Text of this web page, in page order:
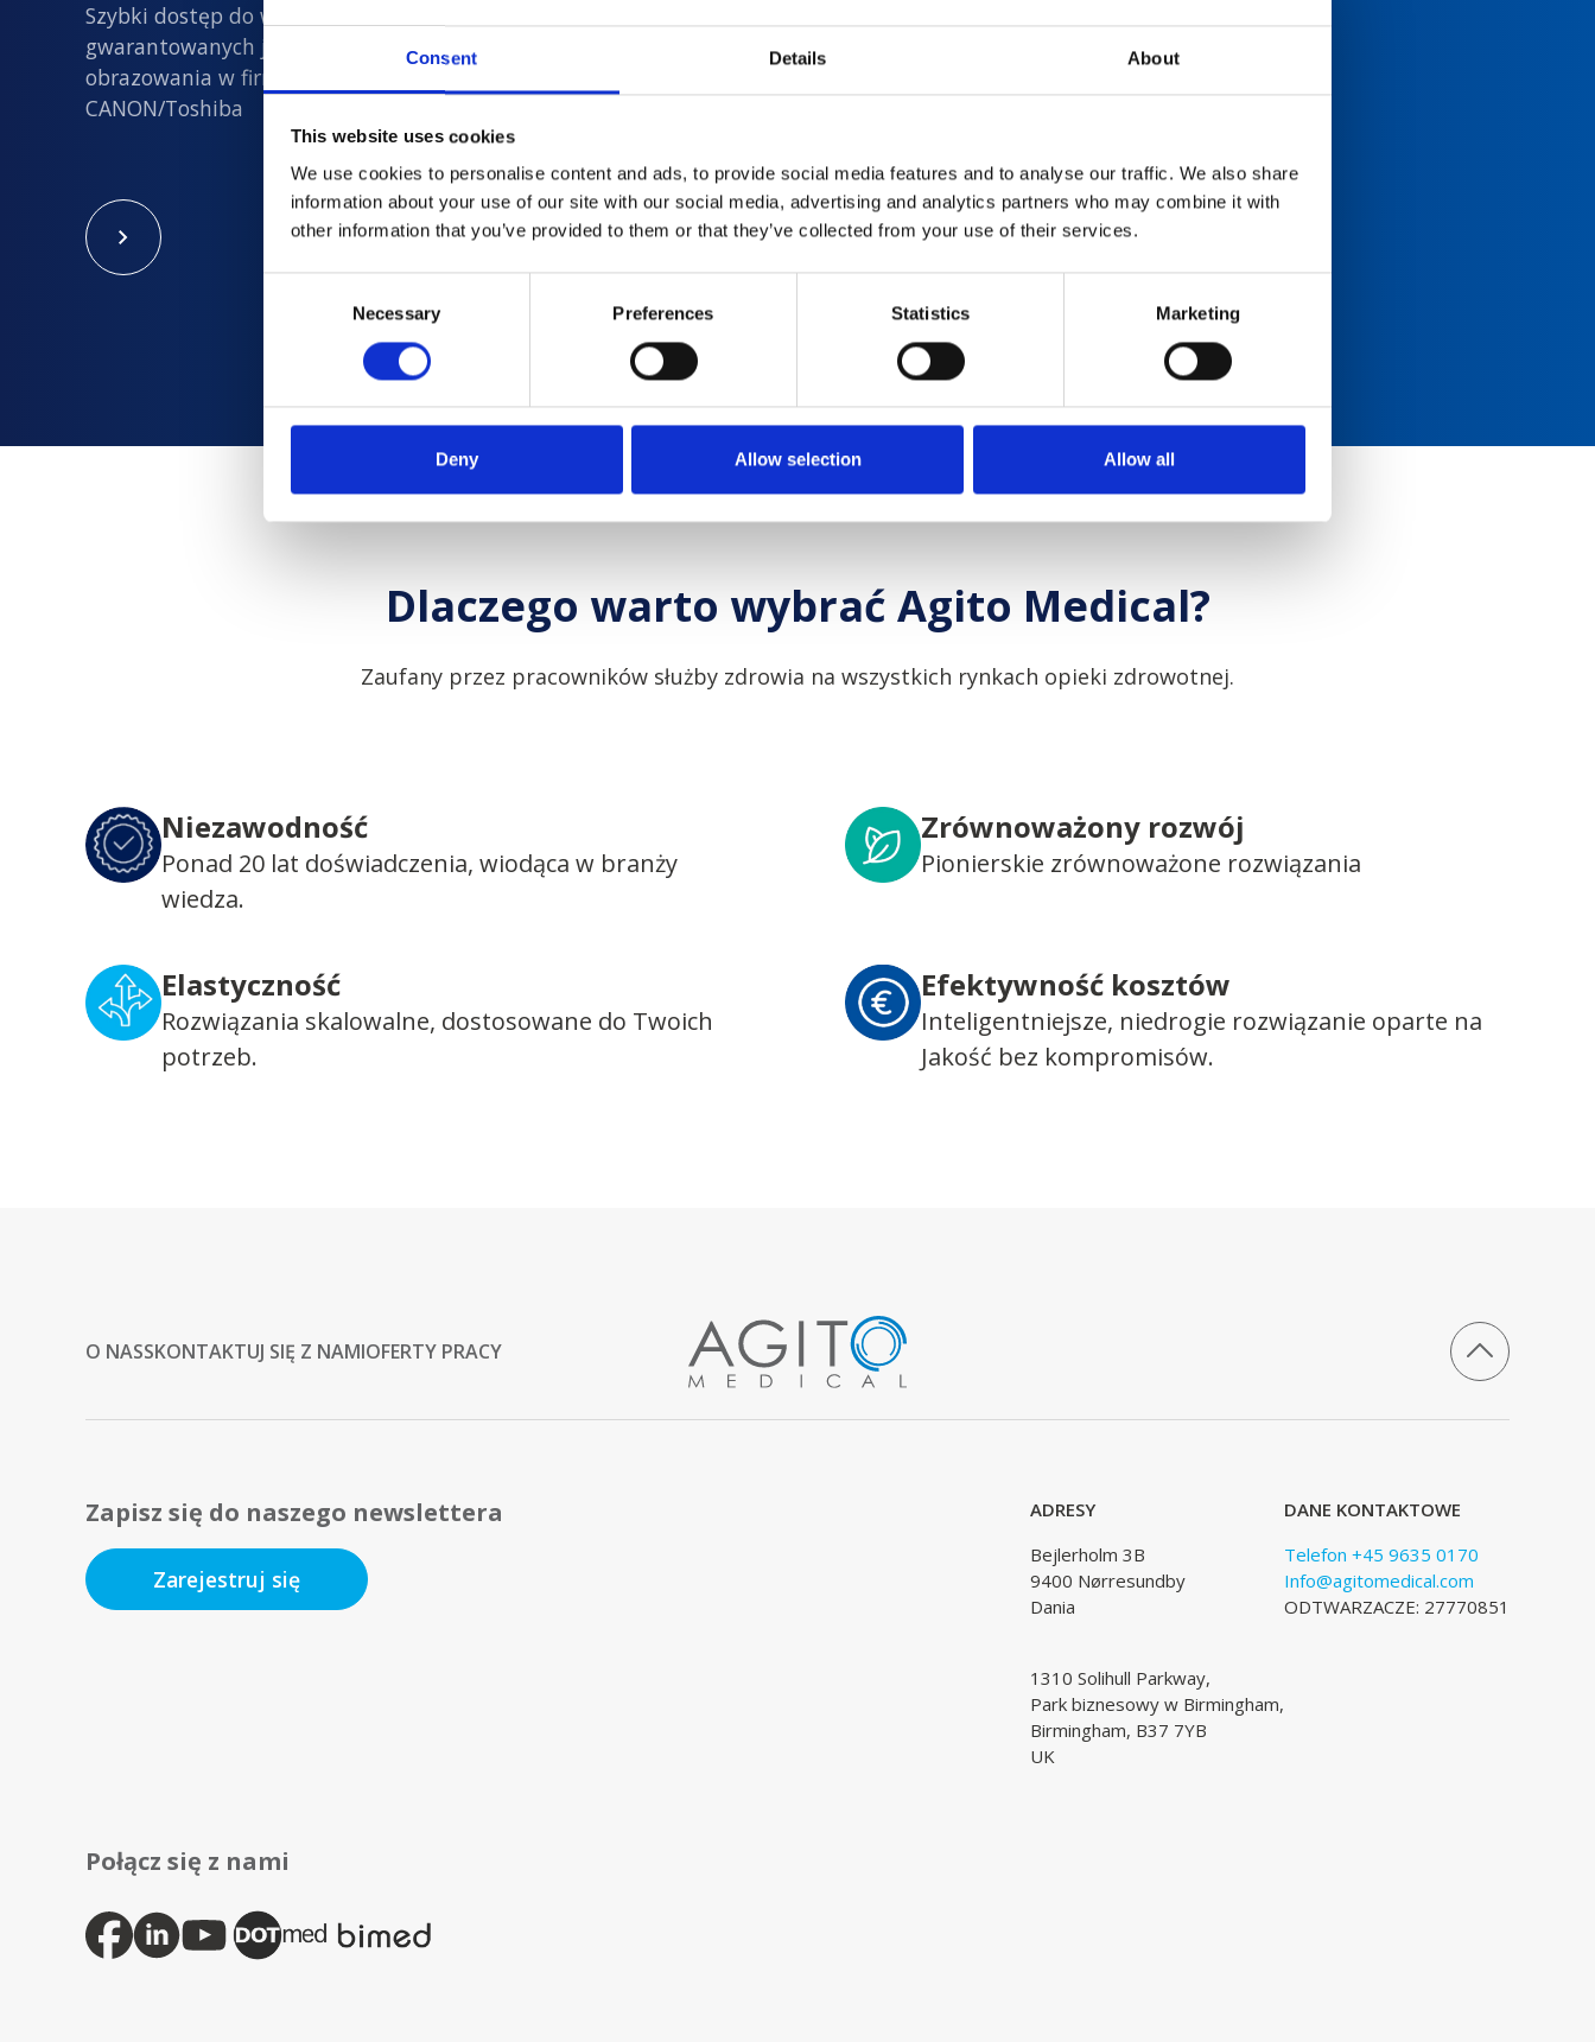
Consent Details About
This website uses cookies
We use cookies to personalise content and ads, to provide social media features and to analyse our traffic. We also share
information about your use of our site with our social media, advertising and analytics partners who may combine it with
other information that you’ve provided to them or that they’ve collected from your use of their services.
Necessary Preferences Statistics Marketing
Deny Allow selection Allow all
Szybki dostęp do wszystkich nowych i
gwarantowanych jakości używanych części do
obrazowania w firmach Philips, Siemens, GE i
CANON/Toshiba
Dlaczego warto wybrać Agito Medical?
Zaufany przez pracowników służby zdrowia na wszystkich rynkach opieki zdrowotnej.
Niezawodność
Ponad 20 lat doświadczenia, wiodąca w branży
wiedza.
Zrównoważony rozwój
Pionierskie zrównoważone rozwiązania
Elastyczność
Rozwiązania skalowalne, dostosowane do Twoich
potrzeb.
Efektywność kosztów
Inteligentniejsze, niedrogie rozwiązanie oparte na
Jakość bez kompromisów.
O NASSKONTAKTUJ SIĘ Z NAMIOFERTY PRACY
Zapisz się do naszego newslettera
Zarejestruj się
ADRESY
Bejlerholm 3B
9400 Nørresundby
Dania
1310 Solihull Parkway,
Park biznesowy w Birmingham,
Birmingham, B37 7YB
UK
DANE KONTAKTOWE
Telefon +45 9635 0170
Info@agitomedical.com
ODTWARZACZE: 27770851
Połącz się z nami